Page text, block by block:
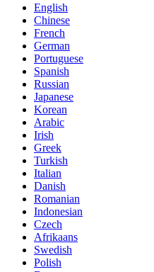
English
Chinese
French
German
Portuguese
Spanish
Russian
Japanese
Korean
Arabic
Irish
Greek
Turkish
Italian
Danish
Romanian
Indonesian
Czech
Afrikaans
Swedish
Polish